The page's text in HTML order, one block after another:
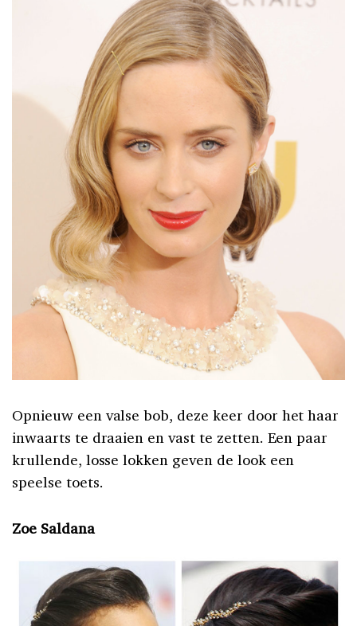
Opnieuw een valse bob, deze keer door het haar
inwaarts te draaien en vast te zetten. Een paar
krullende, losse lokken geven de look een
speelse toets.
Zoe Saldana